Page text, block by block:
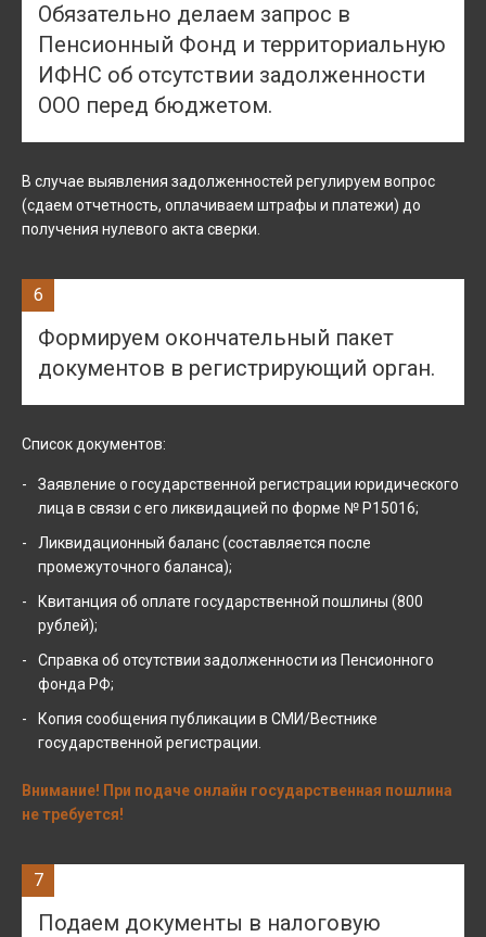
Обязательно делаем запрос в
Пенсионный Фонд и территориальную
ИФНС об отсутствии задолженности
ООО перед бюджетом.
В случае выявления задолженностей регулируем вопрос
(сдаем отчетность, оплачиваем штрафы и платежи) до
получения нулевого акта сверки.
6
Формируем окончательный пакет
документов в регистрирующий орган.
Список документов:
Заявление о государственной регистрации юридического
лица в связи с его ликвидацией по форме № Р15016;
Ликвидационный баланс (составляется после
промежуточного баланса);
Квитанция об оплате государственной пошлины (800
рублей);
Справка об отсутствии задолженности из Пенсионного
фонда РФ;
Копия сообщения публикации в СМИ/Вестнике
государственной регистрации.
Внимание! При подаче онлайн государственная пошлина
не требуется!
7
Подаем документы в налоговую